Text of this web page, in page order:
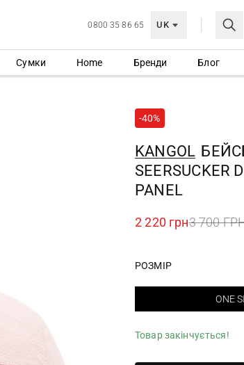
0800 35 86 65 UK
МОЯ
Сумки Home Бренди Блог
-40%
KANGOL
SEERSUCKER
PANEL
2 220 грн3 700
РОЗМІР
ONE
Товар закінчується!